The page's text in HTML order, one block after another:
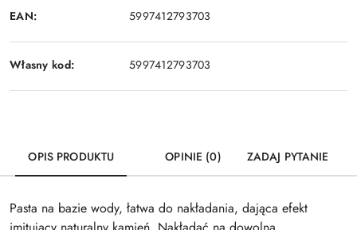
EAN: 5997412793703
Własny kod: 5997412793703
OPIS PRODUKTU OPINIE (0) ZADAJ PYTANIE
Pasta na bazie wody, łatwa do nakładania, dająca efekt